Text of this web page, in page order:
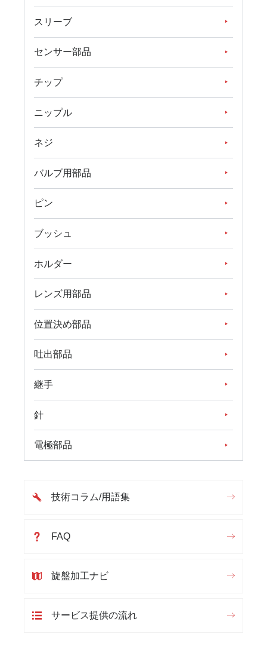
スリーブ
センサー部品
チップ
ニップル
ネジ
バルブ用部品
ピン
ブッシュ
ホルダー
レンズ用部品
位置決め部品
吐出部品
継手
針
電極部品
技術コラム/用語集
FAQ
旋盤加工ナビ
サービス提供の流れ